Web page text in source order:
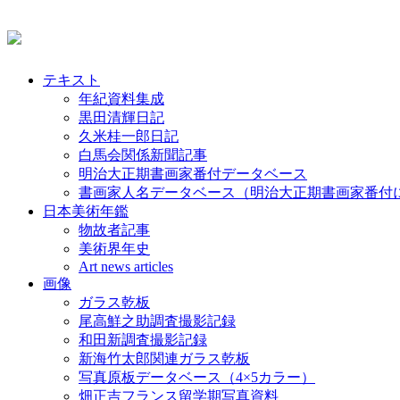
テキスト
年紀資料集成
黒田清輝日記
久米桂一郎日記
白馬会関係新聞記事
明治大正期書画家番付データベース
書画家人名データベース（明治大正期書画家番付
日本美術年鑑
物故者記事
美術界年史
Art news articles
画像
ガラス乾板
尾高鮮之助調査撮影記録
和田新調査撮影記録
新海竹太郎関連ガラス乾板
写真原板データベース（4×5カラー）
畑正吉フランス留学期写真資料